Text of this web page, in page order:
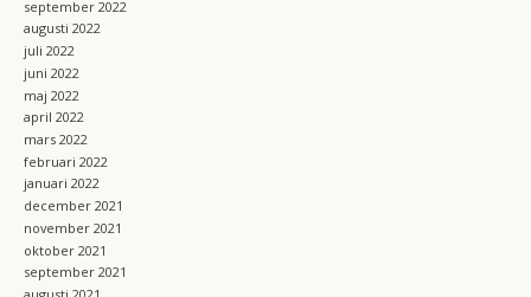
september 2022
augusti 2022
juli 2022
juni 2022
maj 2022
april 2022
mars 2022
februari 2022
januari 2022
december 2021
november 2021
oktober 2021
september 2021